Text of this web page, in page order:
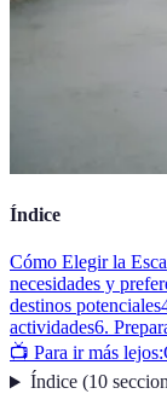
Índice
Cómo Elegir la
necesidades y
destinos potenciales
actividades6.
📺 Para ir más lejos:
Índice(10